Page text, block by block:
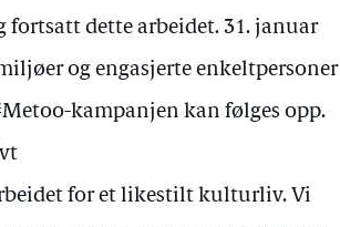
dette arbeidet. 31. januar
og engasjerte enkeltpersoner
kampanjen kan følges opp.
for et likestilt kulturliv. Vi